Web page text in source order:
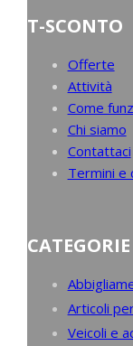
T-SCONTO
Offerte
Attività
Come
Chi siamo
Contattaci
Termini e
Articoli
Veicoli e